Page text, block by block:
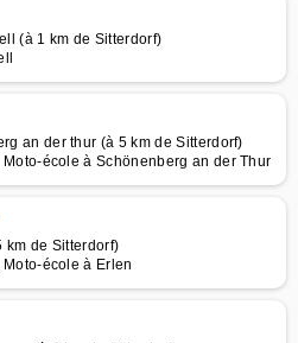
(à 1 km de Sitterdorf)
an der thur (à 5 km de Sitterdorf)
école à Schönenberg an der Thur
km de Sitterdorf)
école à Erlen